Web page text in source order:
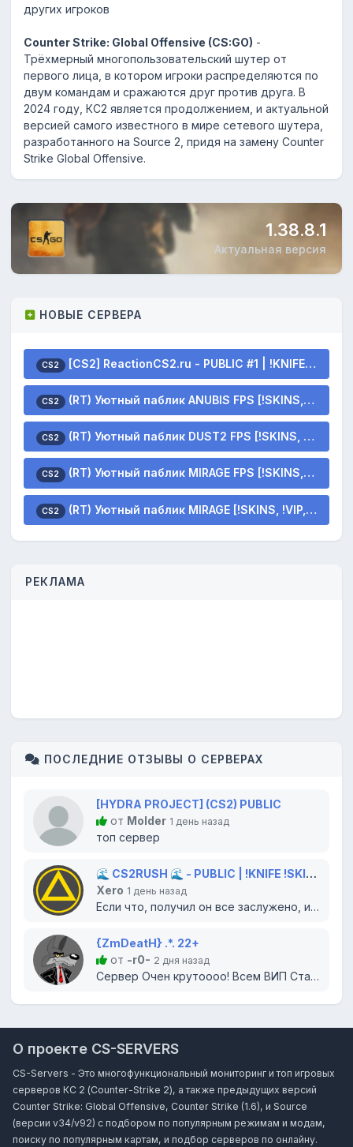
других игроков
Counter Strike: Global Offensive (CS:GO) -
Трёхмерный многопользовательский шутер от
первого лица, в котором игроки распределяются по
двум командам и сражаются друг против друга. В
2024 году, КС2 является продолжением, и актуальной
версией самого известного в мире сетевого шутера,
разработанного на Source 2, придя на замену Counter
Strike Global Offensive.
1.38.8.1
Актуальная версия
НОВЫЕ СЕРВЕРА
CS2 [CS2] ReactionCS2.ru - PUBLIC #1 | !KNIFE !SKINS
CS2 (RT) Уютный паблик ANUBIS FPS [!SKINS, !VIP, !LVL]
CS2 (RT) Уютный паблик DUST2 FPS [!SKINS, !VIP, !LVL]
CS2 (RT) Уютный паблик MIRAGE FPS [!SKINS, !VIP, !LVL]
CS2 (RT) Уютный паблик MIRAGE [!SKINS, !VIP, !LVL]
РЕКЛАМА
ПОСЛЕДНИЕ ОТЗЫВЫ О СЕРВЕРАХ
[HYDRA PROJECT] (CS2) PUBLIC
от Molder 1 день назад
топ сервер
🌊 CS2RUSH 🌊 - PUBLIC | !KNIFE !SKINS !CW
Xero 1 день назад
Если что, получил он все заслужено, изначально вообще сайт снес)...
{ZmDeatH} .*. 22+
от -r0- 2 дня назад
Сервер Очен крутоооо! Всем ВИП Статус Бесплатно!)
О проекте CS-SERVERS
CS-Servers - Это многофункциональный мониторинг и топ игровых
серверов КС 2 (Counter-Strike 2), а также предыдущих версий
Counter Strike: Global Offensive, Counter Strike (1.6), и Source
(версии v34/v92) с подбором по популярным режимам и модам,
поиску по популярным картам, и подбор серверов по онлайну.